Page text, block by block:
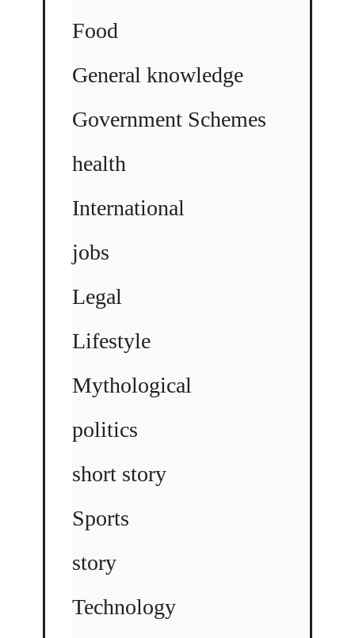
Food
General knowledge
Government Schemes
health
International
jobs
Legal
Lifestyle
Mythological
politics
short story
Sports
story
Technology